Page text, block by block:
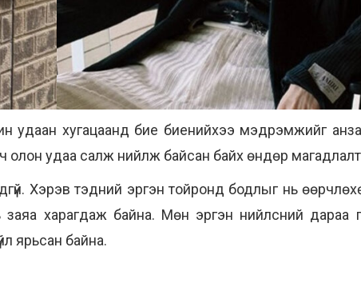
удаан хугацаанд бие биенийхээ мэдрэмжийг
олон удаа салж нийлж байсан байх өндөр
Хэрэв тэдний эргэн тойронд бодлыг нь
заяа харагдаж байна. Мөн эргэн нийлсний
ярьсан байна.